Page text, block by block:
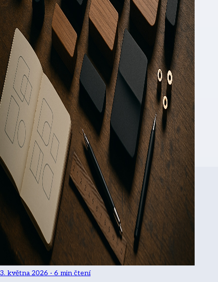
3. května 2026 · 6 min čtení